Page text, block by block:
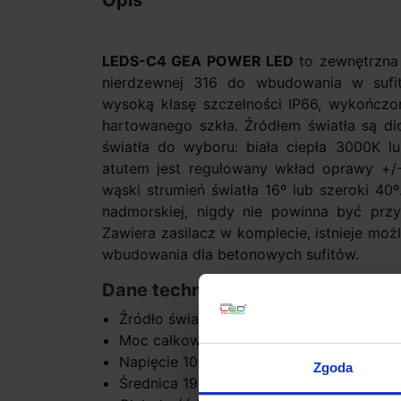
Zgoda
LEDS-C4 GEA POWER LED to
nierdzewnej 316 do wbudowania w
wysoką klasę szczelności IP66,
hartowanego szkła. Źródłem światła są
światła do wyboru: biała ciepła 3000K
atutem jest regulowany wkład oprawy
wąski strumień światła 16º lub szeroki
nadmorskiej, nigdy nie powinna być
Zawiera zasilacz w komplecie, istnieje
wbudowania dla betonowych sufitów.
Dane techniczne:
Źródło światła 9 x Lumileds 2W
Moc całkowita 22W
Napięcie 100-240V
Średnica 19,1cm